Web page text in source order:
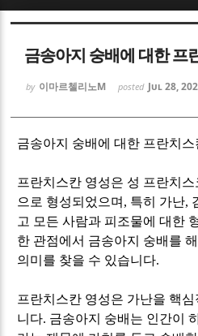
금송아지 숭배에 대한 프
by 이마르첼리노M posted Jul 28,
금송아지 숭배에 대한 프란치스
프란치스칸 영성은 성 프란치
으로 형성되었으며 , 특히 가난,
고 모든 사람과 피조물에 대한
한 관점에서 금송아지 숭배를
의미를 찾을 수 있습니다.
프란치스칸 영성은 가난을 핵
니다. 금송아지 숭배는 인간이
Sketchbook5,
Sketchbook5,
Sketchbook5,
Sketchbook5,